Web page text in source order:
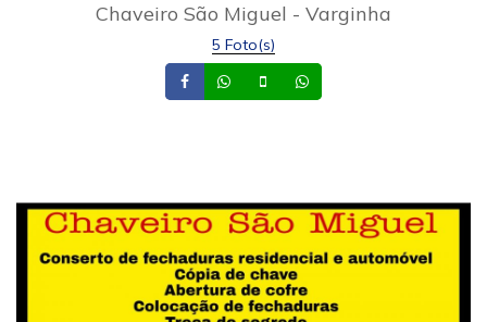
Chaveiro São Miguel - Varginha
5 Foto(s)
FacebookWhatsappCelular